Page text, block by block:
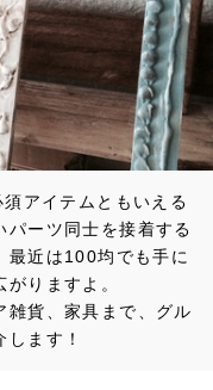
アイテムともいえる
パーツ同士を接着する
最近は100均でも手に
りますよ。
雑貨、家具まで、グル
ます！